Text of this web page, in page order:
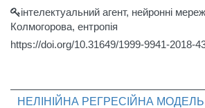
інтелектуальний агент, нейронні
Колмогорова, ентропія
https://doi.org/10.31649/1999-9941-2018-
НЕЛІНІЙНА РЕГРЕСІЙНА